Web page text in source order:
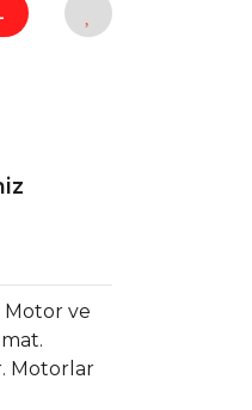
Motor ve
Motorlar